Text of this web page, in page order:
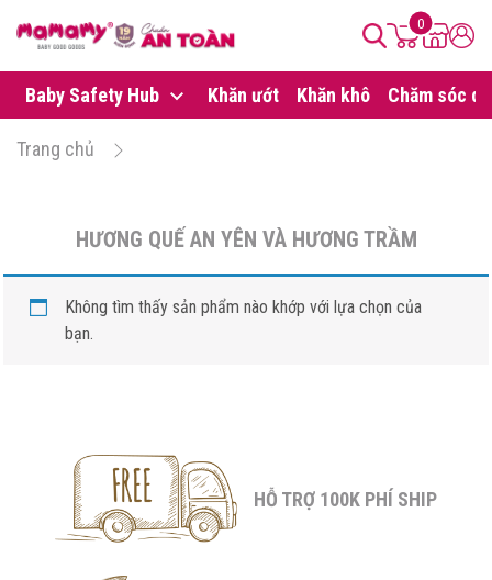
0
Baby Safety Hub Khăn ướt Khăn khô Chăm sóc da
Trang chủ
HƯƠNG QUẾ AN YÊN VÀ HƯƠNG TRẦM
Không tìm thấy sản phẩm nào khớp với lựa chọn của
bạn.
HỖ TRỢ 100K PHÍ SHIP